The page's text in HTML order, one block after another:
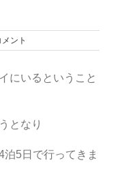
ント
にいるということ
となり
5日で行ってきま